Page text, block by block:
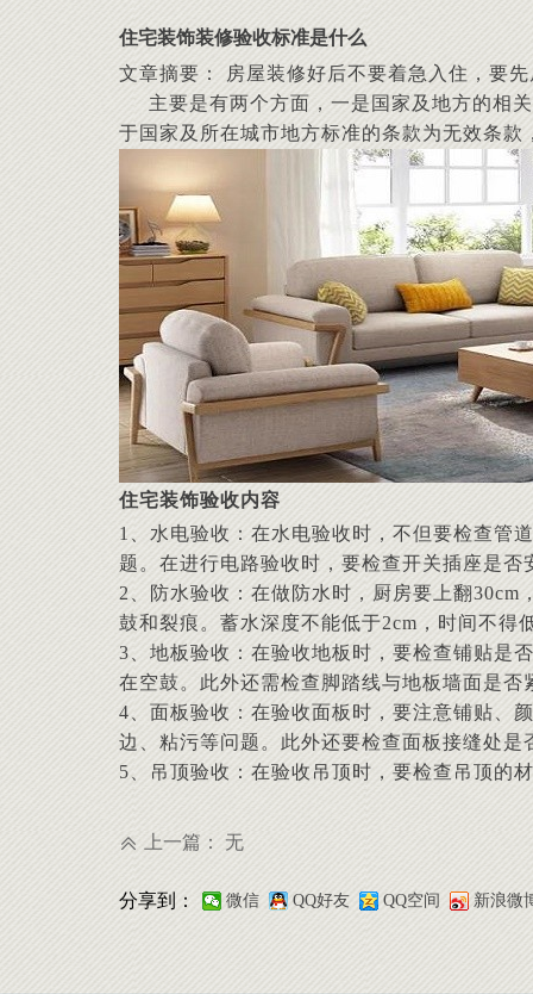
住宅装饰装修验收标准是什么
文章摘要： 房屋装修好后不要着急入住，要
主要是有两个方面，一是国家及地方的相关
于国家及所在城市地方标准的条款为无效条
住宅装饰验收内容
1、水电验收：在水电验收时，不但要检查管
题。在进行电路验收时，要检查开关插座是
2、防水验收：在做防水时，厨房要上翻
鼓和裂痕。蓄水深度不能低于2cm，时间不得
3、地板验收：在验收地板时，要检查铺贴是
在空鼓。此外还需检查脚踏线与地板墙面是否
4、面板验收：在验收面板时，要注意铺贴、
边、粘污等问题。此外还要检查面板接缝处
5、吊顶验收：在验收吊顶时，要检查吊顶的
ꅁ 上一篇： 无
分享到： 微信 QQ好友 QQ空间 新浪微